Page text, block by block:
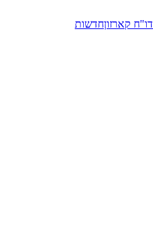
דו"ח קארזוןחדשות